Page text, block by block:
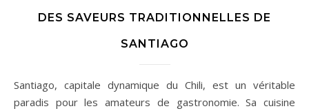
DES SAVEURS TRADITIONNELLES DE
SANTIAGO
Santiago, capitale dynamique du Chili, est un véritable
paradis pour les amateurs de gastronomie. Sa cuisine